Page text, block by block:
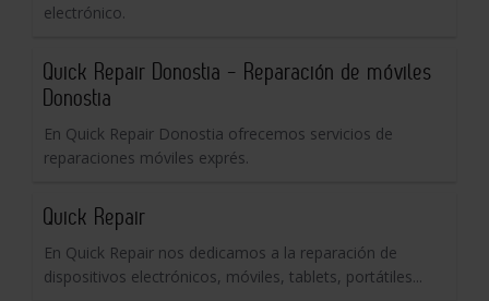
electrónico.
Quick Repair Donostia - Reparación de móviles
Donostia
En Quick Repair Donostia ofrecemos servicios de
reparaciones móviles exprés.
Quick Repair
En Quick Repair nos dedicamos a la reparación de
dispositivos electrónicos, móviles, tablets, portátiles...